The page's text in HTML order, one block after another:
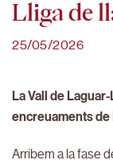
Lliga de
25/05/2026
La Vall de
encreuaments de
Arribem a la fase